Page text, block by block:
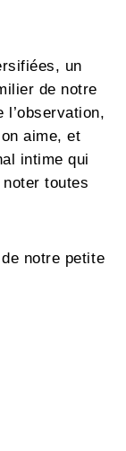
un
de notre
l’observation,
aime, et
intime qui
toutes
notre petite
continue en
à